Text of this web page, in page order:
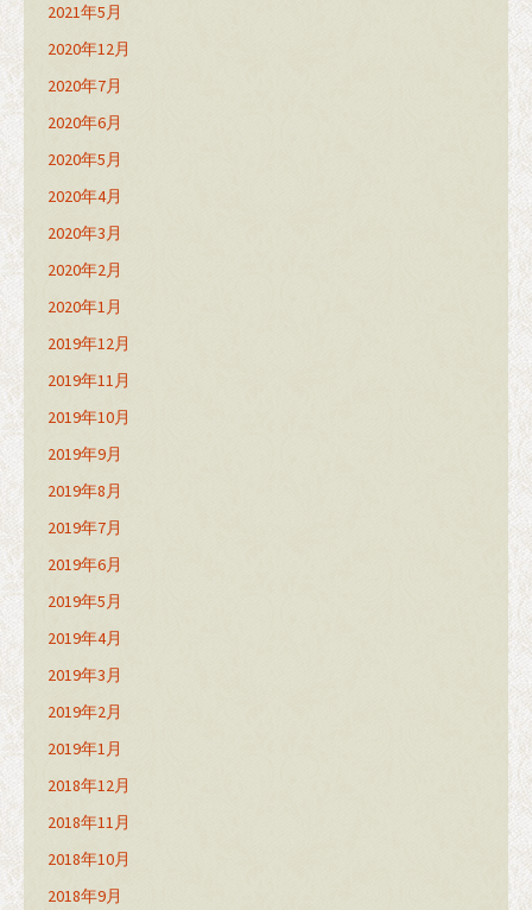
2021年5月
2020年12月
2020年7月
2020年6月
2020年5月
2020年4月
2020年3月
2020年2月
2020年1月
2019年12月
2019年11月
2019年10月
2019年9月
2019年8月
2019年7月
2019年6月
2019年5月
2019年4月
2019年3月
2019年2月
2019年1月
2018年12月
2018年11月
2018年10月
2018年9月